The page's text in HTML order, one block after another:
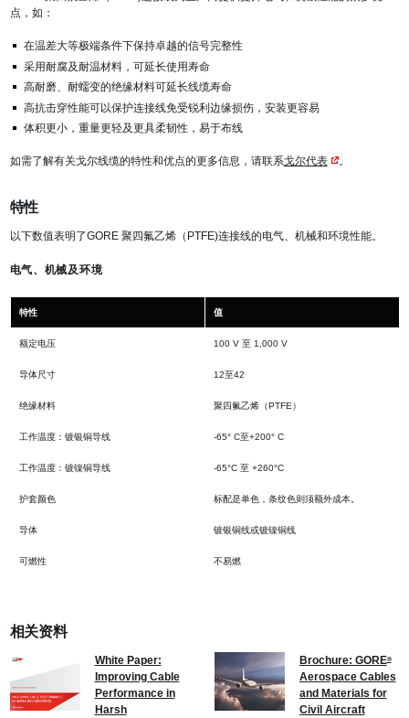
点，如：
在温差大等极端条件下保持卓越的信号完整性
采用耐腐及耐温材料，可延长使用寿命
高耐磨、耐蠕变的绝缘材料可延长线缆寿命
高抗击穿性能可以保护连接线免受锐利边缘损伤，安装更容易
体积更小，重量更轻及更具柔韧性，易于布线
如需了解有关戈尔线缆的特性和优点的更多信息，请联系戈尔代表 。
特性
以下数值表明了GORE 聚四氟乙烯（PTFE)连接线的电气、机械和环境性能。
电气、机械及环境
特性 值
额定电压 100 V 至 1,000 V
导体尺寸 12至42
绝缘材料 聚四氟乙烯（PTFE）
工作温度：镀银铜导线 -65° C至+200° C
工作温度：镀镍铜导线 -65°C 至 +260°C
护套颜色 标配是单色，条纹色则须额外成本。
导体 镀银铜线或镀镍铜线
可燃性 不易燃
相关资料
White Paper:
Improving Cable
Performance in
Harsh
Brochure: GORE®
Aerospace Cables
and Materials for
Civil Aircraft